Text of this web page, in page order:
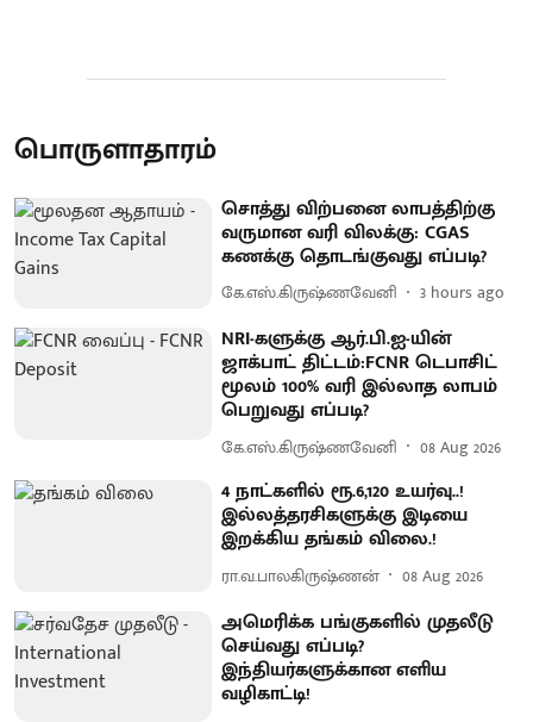
பொருளாதாரம்
சொத்து விற்பனை லாபத்திற்கு
வருமான வரி விலக்கு: CGAS
கணக்கு தொடங்குவது எப்படி?
கே.எஸ்.கிருஷ்ணவேனி 3 hours ago
NRI-களுக்கு ஆர்.பி.ஐ-யின்
ஜாக்பாட் திட்டம்:FCNR டெபாசிட்
மூலம் 100% வரி இல்லாத லாபம்
பெறுவது எப்படி?
கே.எஸ்.கிருஷ்ணவேனி 08 Aug 2026
4 நாட்களில் ரூ.6,120 உயர்வு..!
இல்லத்தரசிகளுக்கு இடியை
இறக்கிய தங்கம் விலை.!
ரா.வ.பாலகிருஷ்ணன் 08 Aug 2026
அமெரிக்க பங்குகளில் முதலீடு
செய்வது எப்படி?
இந்தியர்களுக்கான எளிய
வழிகாட்டி!